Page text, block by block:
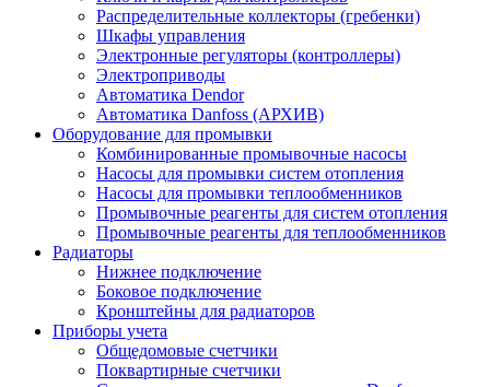
Распределительные коллекторы (гребенки)
Шкафы управления
Электронные регуляторы (контроллеры)
Электроприводы
Автоматика Dendor
Автоматика Danfoss (АРХИВ)
Оборудование для промывки
Комбинированные промывочные насосы
Насосы для промывки систем отопления
Насосы для промывки теплообменников
Промывочные реагенты для систем отопления
Промывочные реагенты для теплообменников
Радиаторы
Нижнее подключение
Боковое подключение
Кронштейны для радиаторов
Приборы учета
Общедомовые счетчики
Поквартирные счетчики